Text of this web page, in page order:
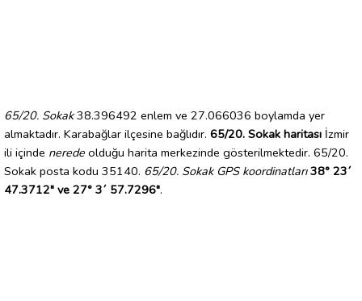
65/20. Sokak38.396492 enlem ve 27.066036 boylamda yer
almaktadır. Karabağlar ilçesine bağlıdır. 65/20. Sokak haritası İzmir
ili içinde nerede olduğu harita merkezinde gösterilmektedir. 65/20.
Sokak posta kodu 35140. 65/20. Sokak GPS koordinatları 38° 23´
47.3712" ve 27° 3´ 57.7296".